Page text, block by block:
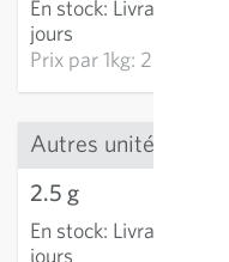
En stock: Livraison 3-5
jours
Prix par1kg: 2 568,00 €
Autres unités
2.5 g
En stock: Livraison 3-5
jours